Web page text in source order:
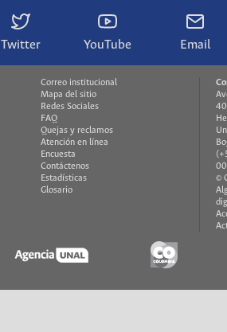
Twitter YouTube Email
Correo institucional
Mapa del sitio
Redes Sociales
FAQ
Quejas y reclamos
Atención en línea
Encuesta
Contáctenos
Estadísticas
Glosario
©